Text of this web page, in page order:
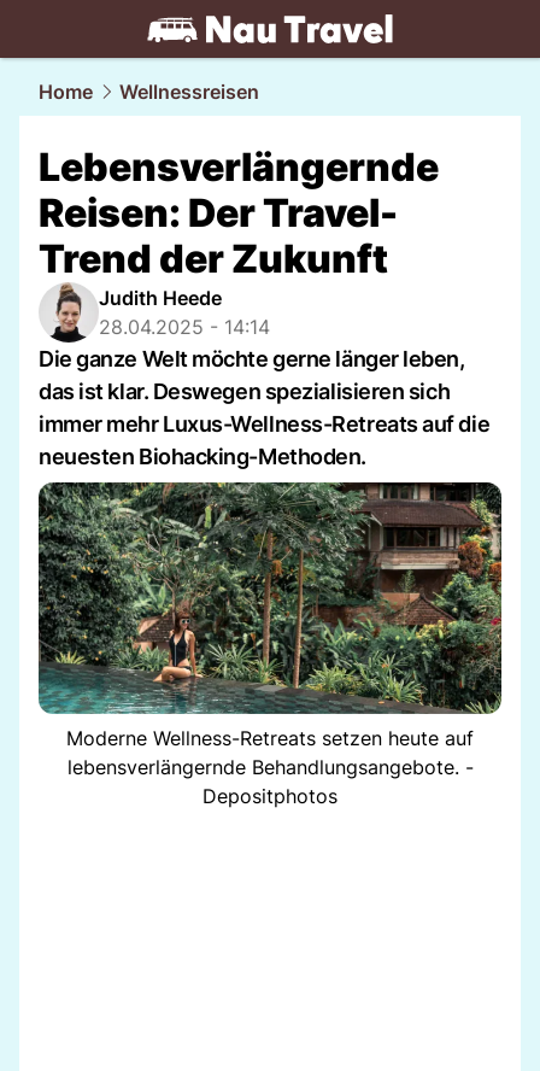
travel.NAU.ch
Home Wellnessreisen
Lebensverlängernde
Reisen: Der Travel-
Trend der Zukunft
Judith Heede
28.04.2025 - 14:14
Die ganze Welt möchte gerne länger leben,
das ist klar. Deswegen spezialisieren sich
immer mehr Luxus-Wellness-Retreats auf die
neuesten Biohacking-Methoden.
Moderne Wellness-Retreats setzen heute auf
lebensverlängernde Behandlungsangebote. -
Depositphotos